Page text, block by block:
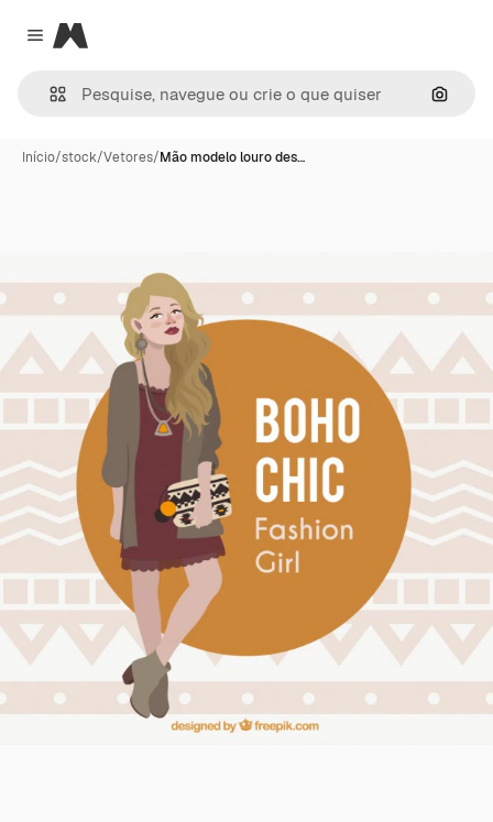
Close menu
Magnific
Início/stock/Vetores/Mão modelo louro des…